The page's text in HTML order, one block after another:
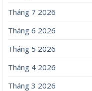
Tháng 7 2026
Tháng 6 2026
Tháng 5 2026
Tháng 4 2026
Tháng 3 2026